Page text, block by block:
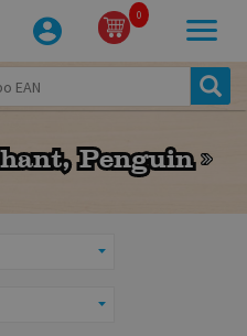
0
Penguin
Penguin